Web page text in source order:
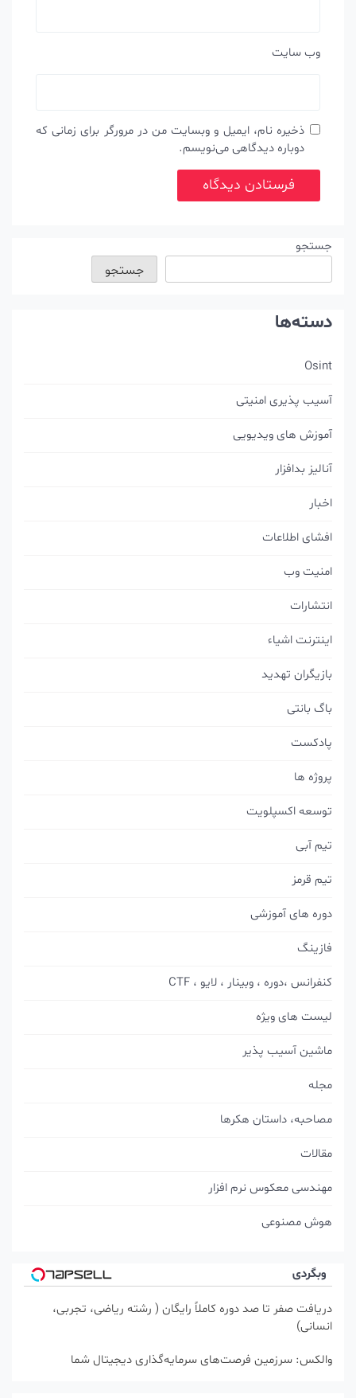
وب‌ سایت
ذخیره نام، ایمیل و وبسایت من در مرورگر برای زمانی که
دوباره دیدگاهی می‌نویسم.
جستجو
جستجو
دسته‌ها
Osint
آسیب پذیری امنیتی
آموزش های ویدیویی
آنالیز بدافزار
افشای اطلاعات
امنیت وب
انتشارات
اینترنت اشیاء
بازیگران تهدید
باگ بانتی
پادکست
پروژه ها
توسعه اکسپلویت
تیم آبی
تیم قرمز
دوره های آموزشی
فازینگ
کنفرانس ،دوره ، وبینار ، لایو ، CTF
لیست های ویژه
ماشین آسیب پذیر
مصاحبه، داستان هکرها
مقالات
مهندسی معکوس نرم افزار
هوش مصنوعی
وبگردی
دریافت صفر تا صد دوره کاملاً رایگان ( رشته ریاضی، تجربی،
انسانی)
والکس: سرزمین فرصت‌های سرمایه‌گذاری دیجیتال شما